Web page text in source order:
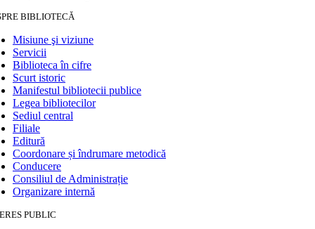
BIBLIOTECĂ
Misiune şi viziune
Servicii
Biblioteca în cifre
Scurt istoric
Manifestul bibliotecii publice
Legea bibliotecilor
Sediul central
Filiale
Editură
Coordonare și îndrumare metodică
Conducere
Consiliul de Administrație
Organizare internă
PUBLIC